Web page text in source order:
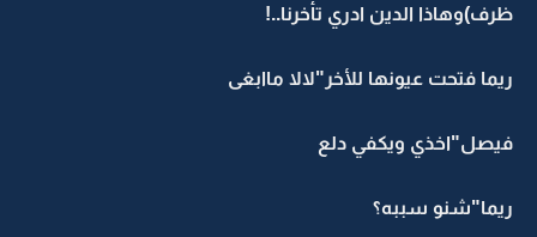
ظرف)وهاذا الدين ادري تأخرنا..!
ريما فتحت عيونها للأخر"لالا ماابغى
فيصل"اخذي ويكفي دلع
ريما"شنو سببه؟